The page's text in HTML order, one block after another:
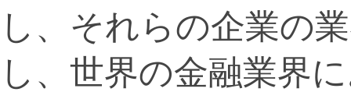
し、それらの企業の
し、世界の金融業界